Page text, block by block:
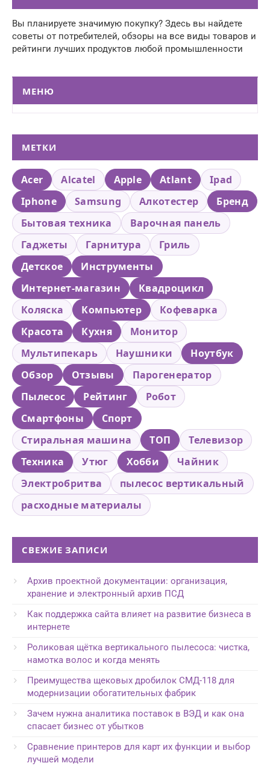
Вы планируете значимую покупку? Здесь вы найдете
советы от потребителей, обзоры на все виды товаров и
рейтинги лучших продуктов любой промышленности
МЕНЮ
МЕТКИ
Acer Alcatel Apple Atlant
Ipad
Iphone
Samsung Алкотестер
Бренд
Бытовая техника
Варочная панель
Гаджеты
Гарнитура
Гриль
Детское
Инструменты
Интернет-магазин
Квадроцикл
Коляска
Компьютер
Кофеварка
Красота
Кухня
Монитор
Мультипекарь
Наушники
Ноутбук
Обзор
Отзывы
Парогенератор
Пылесос
Рейтинг
Робот
Смартфоны
Спорт
Стиральная машина
ТОП
Телевизор
Техника
Утюг Хобби
Чайник
Электробритва
пылесос вертикальный
расходные материалы
СВЕЖИЕ ЗАПИСИ
Архив проектной документации: организация,
хранение и электронный архив ПСД
Как поддержка сайта влияет на развитие бизнеса в
интернете
Роликовая щётка вертикального пылесоса: чистка,
намотка волос и когда менять
Преимущества щековых дробилок СМД-118 для
модернизации обогатительных фабрик
Зачем нужна аналитика поставок в ВЭД и как она
спасает бизнес от убытков
Сравнение принтеров для карт их функции и выбор
лучшей модели